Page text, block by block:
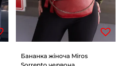
Бананка жіноча Miros